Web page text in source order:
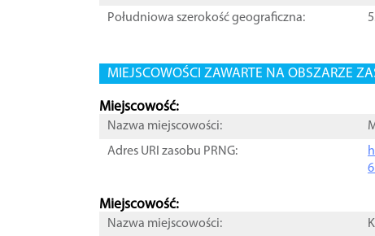
Południowa szerokość geograficzna:
MIEJSCOWOŚCI ZAWARTE NA OBSZARZE
Miejscowość:
Nazwa miejscowości:
Adres URI zasobu PRNG:
Miejscowość:
Nazwa miejscowości: